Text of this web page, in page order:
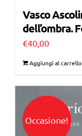
Vasco
dell’ombra.
€40,00
Aggiungi al carrello
Occasione!